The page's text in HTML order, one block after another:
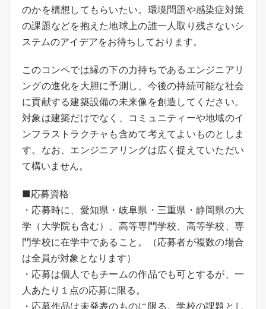
のかを構想してもらいたい。環境問題や感染症対策
の課題などを抱えた地球上の誰一人取り残さないシ
ステムのアイデアをお待ちしております。
このコンペでは縁の下の力持ちであるエンジニアリ
ングの進化を大胆に予測し、今後の持続可能な社会
に貢献する建築設備の未来像を創造してください。
対象は建築だけでなく、コミュニティーや地域のイ
ンフラストラクチャも含めて考えてよいものとしま
す。なお、エンジニアリングは広く捉えていただい
て構いません。
■応募資格
・応募時に、愛知県・岐阜県・三重県・静岡県の大
学（大学院も含む）、高等専門学校、高等学校、専
門学校に在学中であること。（応募者が複数の場合
は全員が対象となります）
・応募は個人でもチームの作品でも可とするが、一
人あたり１点の応募に限る。
・応募作品は未発表のものに限る。学校の課題とし